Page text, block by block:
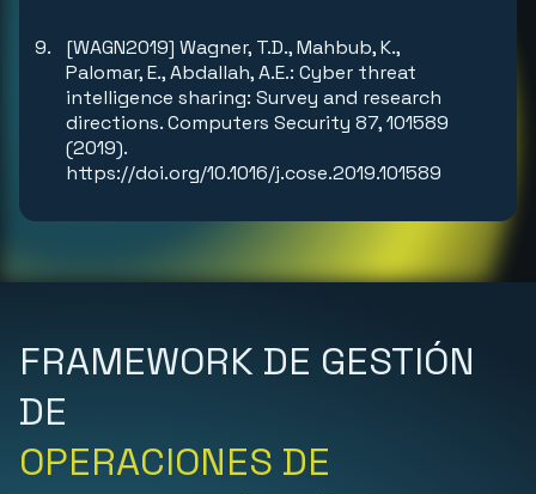
[WAGN2019] Wagner, T.D., Mahbub, K.,
Palomar, E., Abdallah, A.E.: Cyber threat
intelligence sharing: Survey and research
directions. Computers Security 87, 101589
(2019).
https://doi.org/10.1016/j.cose.2019.101589
FRAMEWORK DE GESTIÓN
DE
OPERACIONES DE